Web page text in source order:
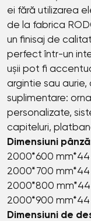
ei fără utilizarea
de la fabrica
un finisaj de
perfect într-un
ușii pot fi
argintie sau
suplimentare:
personalizate,
capiteluri,
Dimensiuni
2000*600 mm*44
2000*700 mm*44
2000*800 mm*44
2000*900 mm*44
Dimensiuni de